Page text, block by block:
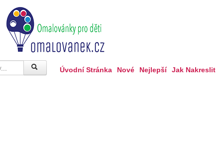
Úvodní Stránka Nové Nejlepší Jak Nakreslit